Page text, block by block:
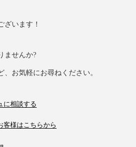
ざいます！
ませんか?
お気軽にお尋ねください。
に相談する
客様はこちらから